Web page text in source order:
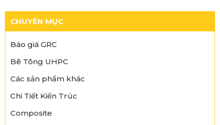
CHUYÊN MỤC
Báo giá GRC
Bê Tông UHPC
Các sản phẩm khác
Chi Tiết Kiến Trúc
Composite